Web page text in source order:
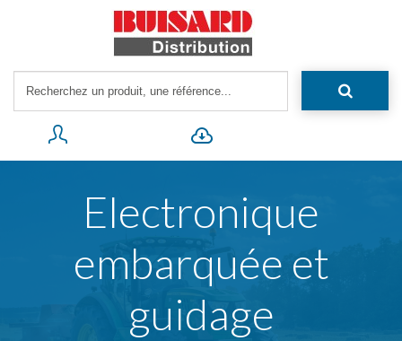
Electronique
embarquée et
guidage